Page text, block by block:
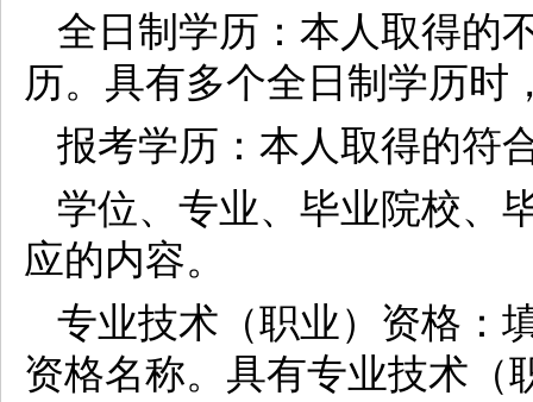
全日制学历：本人取得的
历。具有多个全日制学历时
报考学历：本人取得的符
学位、专业、毕业院校、
应的内容。
专业技术（职业）资格：
资格名称。具有专业技术（